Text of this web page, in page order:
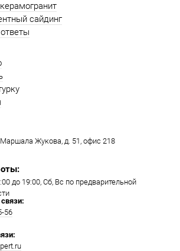
до 19:00​, Сб, Вс по предварительной
Жукова, д. 51, офис 218​​
сайдинг
56​